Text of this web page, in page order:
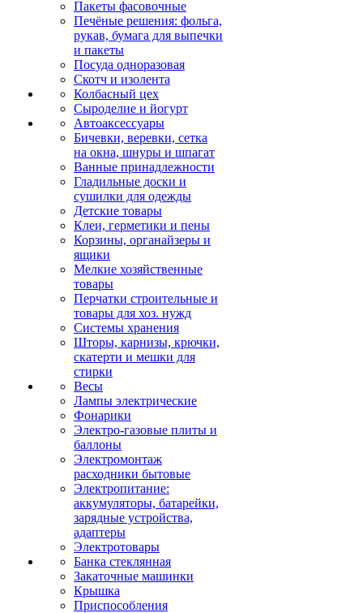
Пакеты фасовочные
Печёные решения: фольга,
рукав, бумага для выпечки
и пакеты
Посуда одноразовая
Скотч и изолента
Колбасный цех
Сыроделие и йогурт
Автоаксессуары
Бичевки, веревки, сетка
на окна, шнуры и шпагат
Ванные принадлежности
Гладильные доски и
сушилки для одежды
Детские товары
Клеи, герметики и пены
Корзины, органайзеры и
ящики
Мелкие хозяйственные
товары
Перчатки строительные и
товары для хоз. нужд
Системы хранения
Шторы, карнизы, крючки,
скатерти и мешки для
стирки
Весы
Лампы электрические
Фонарики
Электро-газовые плиты и
баллоны
Электромонтаж
расходники бытовые
Электропитание:
аккумуляторы, батарейки,
зарядные устройства,
адаптеры
Электротовары
Банка стеклянная
Закаточные машинки
Крышка
Приспособления